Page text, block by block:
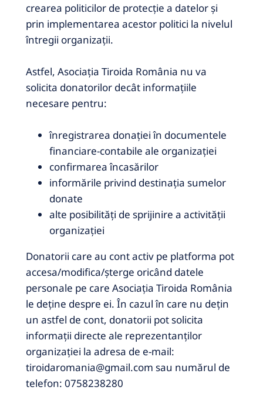
crearea politicilor de protecție a datelor și
prin implementarea acestor politici la nivelul
întregii organizații.
Astfel, Asociația Tiroida România nu va
solicita donatorilor decât informațiile
necesare pentru:
înregistrarea donației în documentele
financiare-contabile ale organizației
confirmarea încasărilor
informările privind destinația sumelor
donate
alte posibilități de sprijinire a activității
organizației
Donatorii care au cont activ pe platforma pot
accesa/modifica/șterge oricând datele
personale pe care Asociația Tiroida România
le deține despre ei. În cazul în care nu dețin
un astfel de cont, donatorii pot solicita
informații directe ale reprezentanților
organizației la adresa de e-mail:
tiroidaromania@gmail.com sau numărul de
telefon: 0758238280